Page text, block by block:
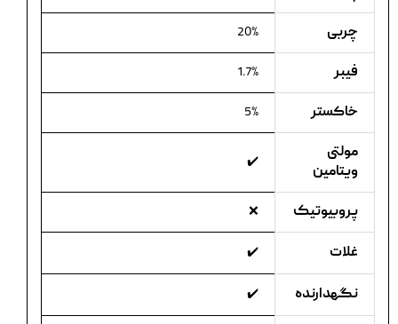
چربی 20%
فیبر 1.7%
خاکستر 5%
مولتی
ویتامین
✔️
پروبیوتیک ❌
غلات ✔️
نگهدارنده ✔️